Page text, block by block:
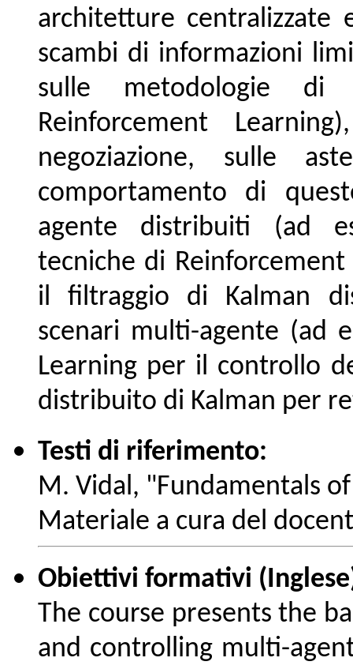
architetture centralizzate
scambi di informazioni
sulle metodologie di
Reinforcement
negoziazione, sulle
comportamento di
agente distribuiti (ad
tecniche di
il filtraggio di Kalman
scenari multi-agente (ad
Learning per il controllo
distribuito di Kalman per
Testi di riferimento:
M. Vidal, "Fundamentals
Materiale a cura del
Obiettivi formativi
The course presents the
and controlling multi-